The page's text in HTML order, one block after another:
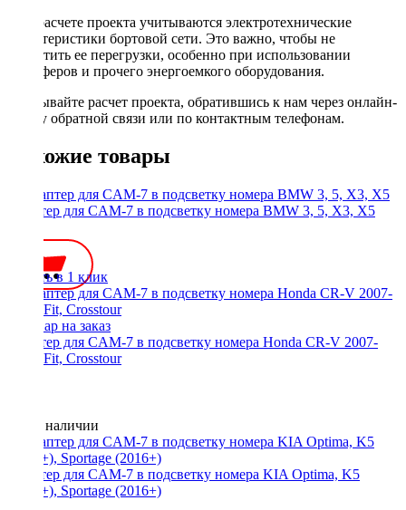
При расчете проекта учитываются электротехнические
характеристики бортовой сети. Это важно, чтобы не
допустить ее перегрузки, особенно при использовании
сабвуферов и прочего энергоемкого оборудования.
Заказывайте расчет проекта, обратившись к нам через онлайн-
форму обратной связи или по контактным телефонам.
Похожие товары
Адаптер для CAM-7 в подсветку номера BMW 3, 5, Х3, Х5
Купить в 1 клик
Адаптер для CAM-7 в подсветку номера Honda CR-V 2007-
2012, Fit, Crosstour
Нет в наличии
Адаптер для CAM-7 в подсветку номера KIA Optima, K5
(2012+), Sportage (2016+)